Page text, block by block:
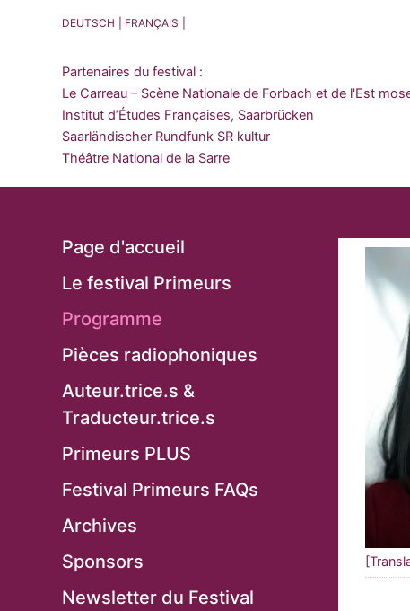
DEUTSCH FRANÇAIS
Partenaires du festival :
Le Carreau – Scène Nationale de Forbach et de l'Est
Institut d’Études Françaises, Saarbrücken
Saarländischer Rundfunk SR kultur
Théâtre National de la Sarre
Page d'accueil
Le festival Primeurs
Programme
Pièces radiophoniques
Auteur.trice.s &
Traducteur.trice.s
Primeurs PLUS
Festival Primeurs FAQs
Archives
Sponsors
Newsletter du Festival